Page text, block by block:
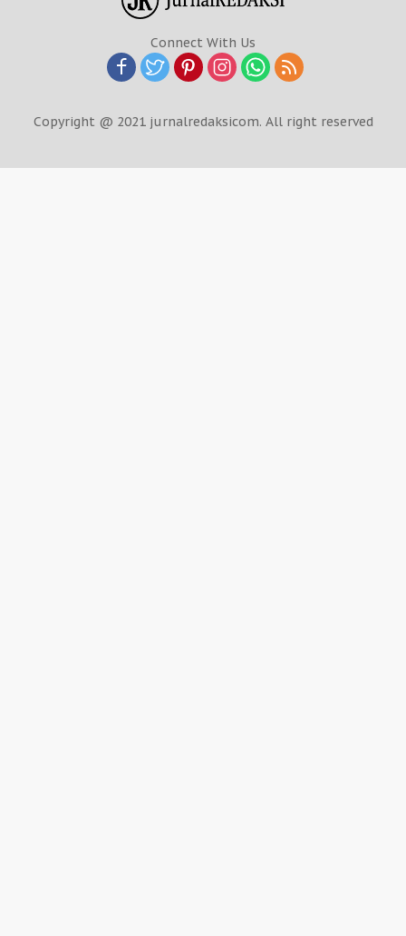
Connect With Us
Copyright @ 2021 jurnalredaksicom. All right reserved